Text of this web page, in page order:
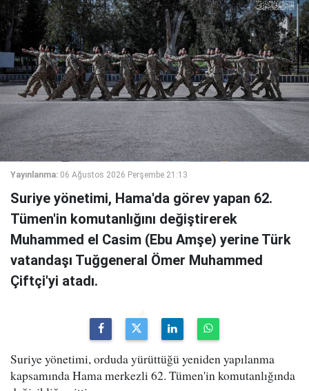
Yayınlanma: 06 Ağustos 2026 Perşembe 21:13
Suriye yönetimi, Hama'da görev yapan 62.
Tümen'in komutanlığını değiştirerek
Muhammed el Casim (Ebu Amşe) yerine Türk
vatandaşı Tuğgeneral Ömer Muhammed
Çiftçi'yi atadı.
Suriye yönetimi, orduda yürüttüğü yeniden yapılanma
kapsamında Hama merkezli 62. Tümen'in komutanlığında